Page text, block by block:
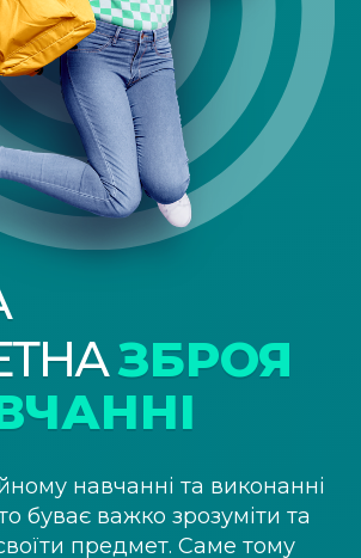
ЗБРОЯ
навчанні та виконанні
буває важко зрозуміти та
предмет. Саме тому